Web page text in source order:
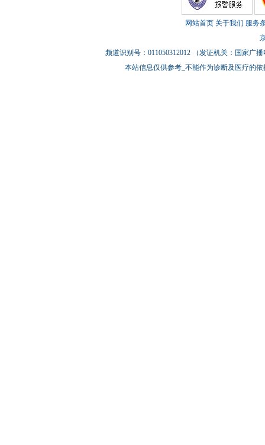
网站首页 关于我们 服务
频道识别号：011050312012 （发证机关：国家广
本站信息仅供参考_不能作为诊断及医疗的